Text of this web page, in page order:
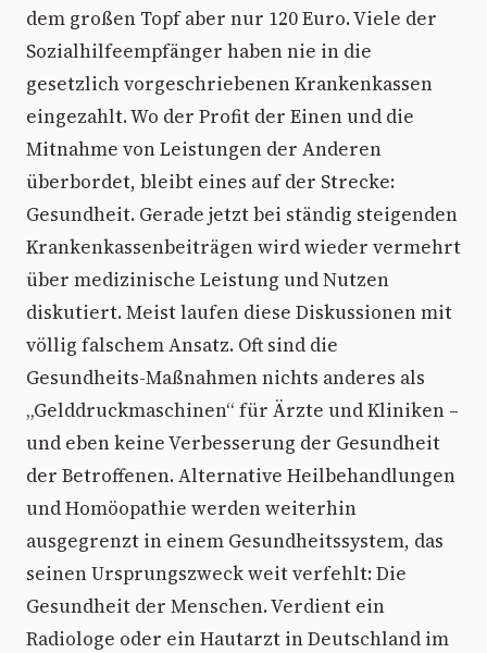
dem großen Topf aber nur 120 Euro. Viele der
Sozialhilfeempfänger haben nie in die
gesetzlich vorgeschriebenen Krankenkassen
eingezahlt. Wo der Profit der Einen und die
Mitnahme von Leistungen der Anderen
überbordet, bleibt eines auf der Strecke:
Gesundheit. Gerade jetzt bei ständig steigenden
Krankenkassenbeiträgen wird wieder vermehrt
über medizinische Leistung und Nutzen
diskutiert. Meist laufen diese Diskussionen mit
völlig falschem Ansatz. Oft sind die
Gesundheits-Maßnahmen nichts anderes als
„Gelddruckmaschinen“ für Ärzte und Kliniken –
und eben keine Verbesserung der Gesundheit
der Betroffenen. Alternative Heilbehandlungen
und Homöopathie werden weiterhin
ausgegrenzt in einem Gesundheitssystem, das
seinen Ursprungszweck weit verfehlt: Die
Gesundheit der Menschen. Verdient ein
Radiologe oder ein Hautarzt in Deutschland im